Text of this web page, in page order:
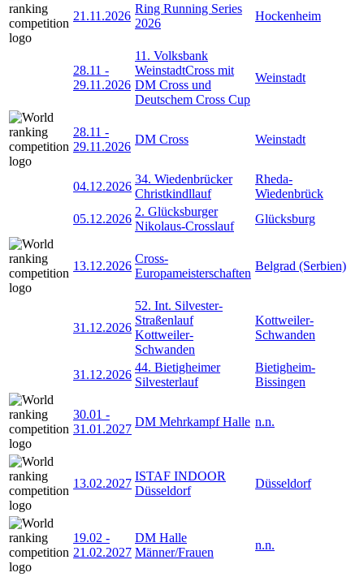
21.11.2026
Ring Running Series
2026
Hockenheim
28.11 -
29.11.2026
11. Volksbank
WeinstadtCross mit
DM Cross und
Deutschem Cross Cup
Weinstadt
28.11 -
29.11.2026
DM Cross Weinstadt
04.12.2026
34. Wiedenbrücker
Christkindllauf
Rheda-
Wiedenbrück
05.12.2026
2. Glücksburger
Nikolaus-Crosslauf
Glücksburg
13.12.2026
Cross-
Europameisterschaften
Belgrad (Serbien)
31.12.2026
52. Int. Silvester-
Straßenlauf
Kottweiler-
Schwanden
Kottweiler-
Schwanden
31.12.2026
44. Bietigheimer
Silvesterlauf
Bietigheim-
Bissingen
30.01 -
31.01.2027
DM Mehrkampf Halle n.n.
13.02.2027
ISTAF INDOOR
Düsseldorf
Düsseldorf
19.02 -
21.02.2027
DM Halle
Männer/Frauen
n.n.